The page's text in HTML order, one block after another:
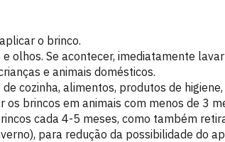
o brinco.
olhos. Se acontecer, imediatamente
e animais domésticos.
cozinha, alimentos, produtos de higiene,
os brincos em animais com menos de 3
cada 4-5 meses, como também
para redução da possibilidade do